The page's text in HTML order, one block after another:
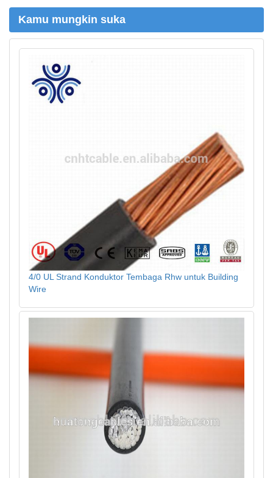
Kamu mungkin suka
4/0 UL Strand Konduktor Tembaga Rhw untuk Building
Wire